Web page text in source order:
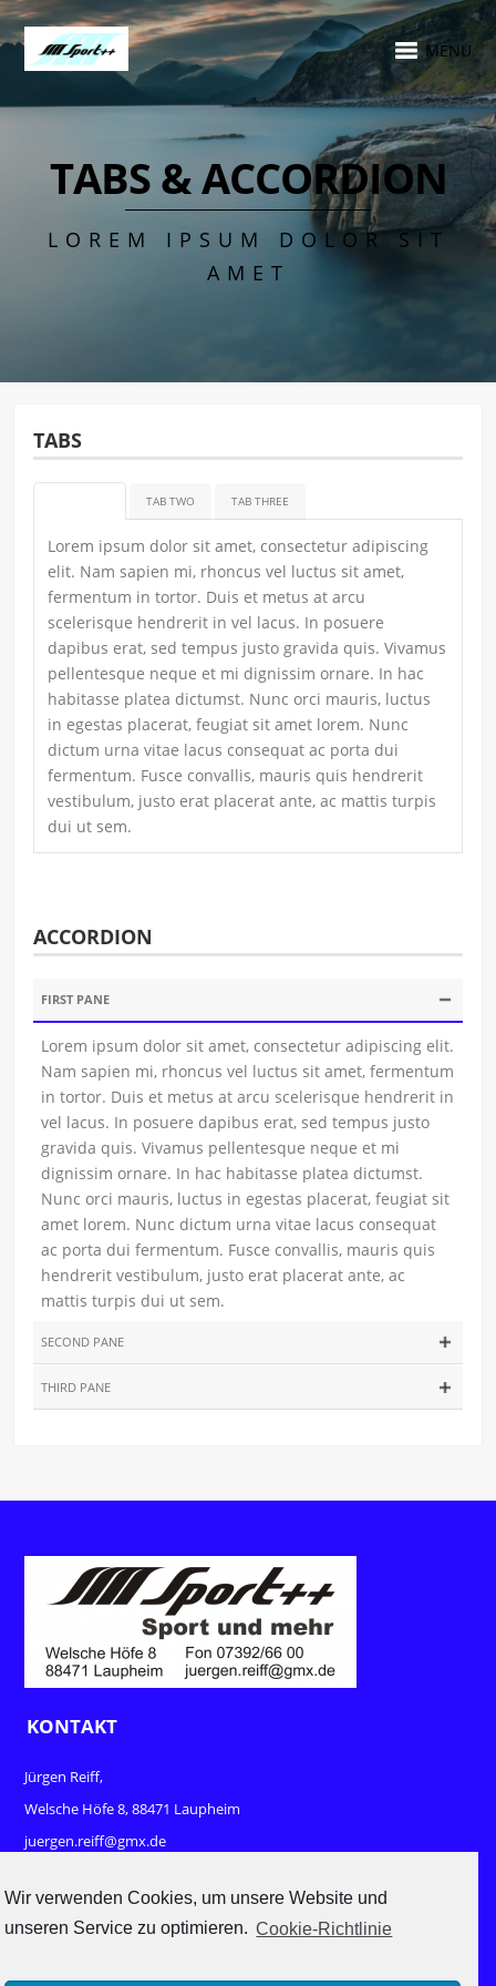
Wir verwenden Cookies, um unsere Website und
unseren Service zu optimieren. Cookie-Richtlinie
MENU
TABS & ACCORDION
LOREM IPSUM DOLOR SIT
AMET
TABS
TAB TWO TAB THREE
Lorem ipsum dolor sit amet, consectetur adipiscing
elit. Nam sapien mi, rhoncus vel luctus sit amet,
fermentum in tortor. Duis et metus at arcu
scelerisque hendrerit in vel lacus. In posuere
dapibus erat, sed tempus justo gravida quis. Vivamus
pellentesque neque et mi dignissim ornare. In hac
habitasse platea dictumst. Nunc orci mauris, luctus
in egestas placerat, feugiat sit amet lorem. Nunc
dictum urna vitae lacus consequat ac porta dui
fermentum. Fusce convallis, mauris quis hendrerit
vestibulum, justo erat placerat ante, ac mattis turpis
dui ut sem.
ACCORDION
FIRST PANE
Lorem ipsum dolor sit amet, consectetur adipiscing elit.
Nam sapien mi, rhoncus vel luctus sit amet, fermentum
in tortor. Duis et metus at arcu scelerisque hendrerit in
vel lacus. In posuere dapibus erat, sed tempus justo
gravida quis. Vivamus pellentesque neque et mi
dignissim ornare. In hac habitasse platea dictumst.
Nunc orci mauris, luctus in egestas placerat, feugiat sit
amet lorem. Nunc dictum urna vitae lacus consequat
ac porta dui fermentum. Fusce convallis, mauris quis
hendrerit vestibulum, justo erat placerat ante, ac
mattis turpis dui ut sem.
SECOND PANE
THIRD PANE
KONTAKT
Jürgen Reiff,
Welsche Höfe 8, 88471 Laupheim
juergen.reiff@gmx.de
RECHTLICHES